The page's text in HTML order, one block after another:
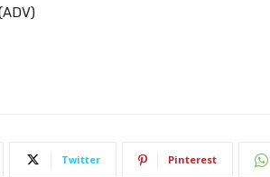
Twitter Pinterest